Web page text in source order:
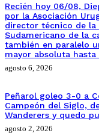
Recién hoy 06/08,
por la Asociación
director técnico de la
Sudamericano de la
también en paralelo
mayor absoluta
agosto 6, 2026
Peñarol goleo 3-0 a
Campeón del Siglo,
Wanderers y quedo
agosto 2, 2026